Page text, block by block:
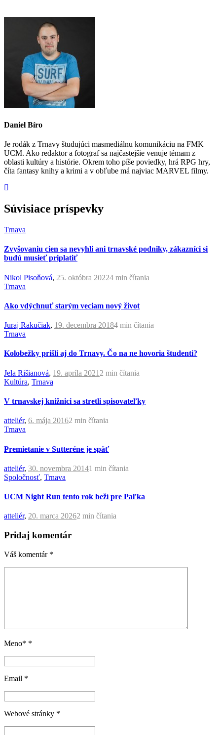
Daniel Bíro
Je rodák z Trnavy študujúci masmediálnu komunikáciu na FMK
UCM. Ako redaktor a fotograf sa najčastejšie venuje témam z
oblasti kultúry a histórie. Okrem toho píše poviedky, hrá RPG hry,
číta fantasy knihy a krimi a v obľube má najviac MARVEL filmy.
Súvisiace príspevky
Trnava
Zvyšovaniu cien sa nevyhli ani trnavské podniky, zákazníci si
budú musieť priplatiť
Nikol Pisoňová, 25. októbra 20224 min čítania
Trnava
Ako vdýchnuť starým veciam nový život
Juraj Rakučiak, 19. decembra 20184 min čítania
Trnava
Kolobežky prišli aj do Trnavy. Čo na ne hovoria študenti?
Jela Rišianová, 19. apríla 2021 2 min čítania
Kultúra, Trnava
V trnavskej knižnici sa stretli spisovateľky
atteliér, 6. mája 20162 min čítania
Trnava
Premietanie v Sutteréne je späť
atteliér, 30. novembra 20141 min čítania
Spoločnosť, Trnava
UCM Night Run tento rok beží pre Paľka
atteliér, 20. marca 20262 min čítania
Pridaj komentár
Váš komentár *
Meno* *
Email *
Webové stránky *